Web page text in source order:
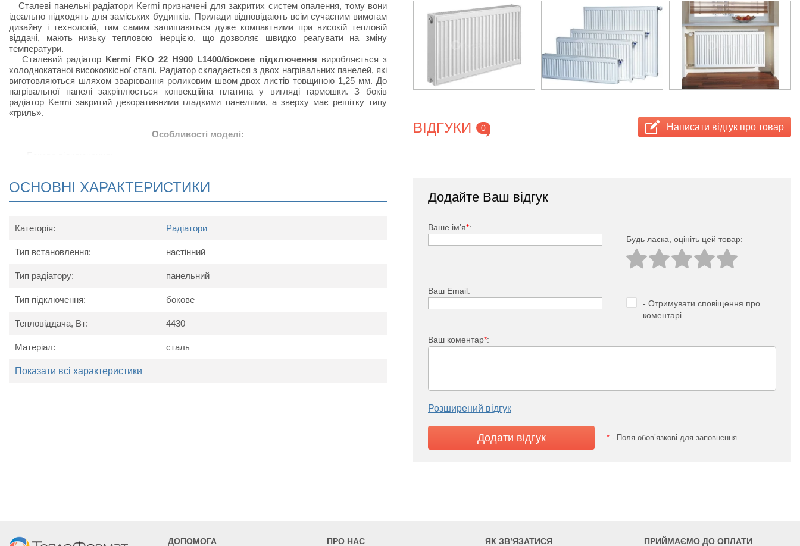
Сталеві панельні радіатори Kermi призначені для закритих систем опалення, тому вони
ідеально підходять для заміських будинків. Прилади відповідають всім сучасним вимогам
дизайну і технологій, тим самим залишаються дуже компактними при високій тепловій
віддачі, мають низьку тепловою інерцією, що дозволяє швидко реагувати на зміну
температури.
Сталевий радіатор Kermi FKO 22 H900 L1400/бокове підключення виробляється з
холоднокатаної високоякісної сталі. Радіатор складається з двох нагрівальних панелей, які
виготовляються шляхом зварювання роликовим швом двох листів товщиною 1,25 мм. До
нагрівальної панелі закріплюється конвекційна платина у вигляді гармошки. З боків
радіатор Kermi закритий декоративними гладкими панелями, а зверху має решітку типу
«гриль».
Особливості моделі:
Відрізняється підвищеною тепловіддачею за рахунок наявності своєрідних П-подібних
радіатор в упаковці, настінні кронштейни, кран Маєвського 1/2 ", заглушки.
Схема радіатора
ОСНОВНІ ХАРАКТЕРИСТИКИ
Категорія: Радіатори
Тип встановлення: настінний
Тип радіатору: панельний
Тип підключення: бокове
Тепловіддача, Вт: 4430
Матеріал: сталь
Показати всі характеристики
ВІДГУКИ 0 Написати відгук про товар
Додайте Ваш відгук
Ваше ім’я*:
Будь ласка, оцініть цей товар:
Ваш Email:
- Отримувати сповіщення про
коментарі
Ваш коментар*:
Розширений відгук
* - Поля обов’язкові для заповнення
ДОПОМОГА ПРО НАС ЯК ЗВ’ЯЗАТИСЯ ПРИЙМАЄМО ДО ОПЛАТИ